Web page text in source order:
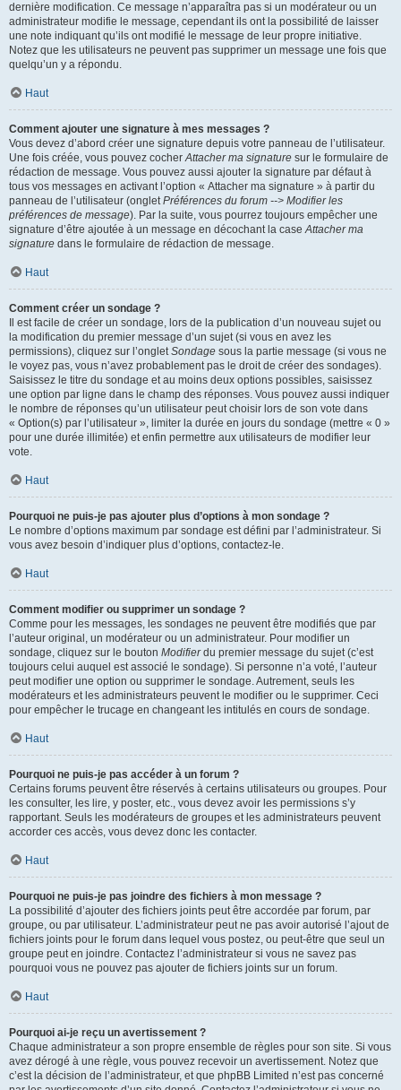
dernière modification. Ce message n’apparaîtra pas si un modérateur ou un
administrateur modifie le message, cependant ils ont la possibilité de laisser
une note indiquant qu’ils ont modifié le message de leur propre initiative.
Notez que les utilisateurs ne peuvent pas supprimer un message une fois que
quelqu’un y a répondu.
Haut
Comment ajouter une signature à mes messages ?
Vous devez d’abord créer une signature depuis votre panneau de l’utilisateur.
Une fois créée, vous pouvez cocherAttacher ma signature sur le formulaire de
rédaction de message. Vous pouvez aussi ajouter la signature par défaut à
tous vos messages en activant l’option « Attacher ma signature » à partir du
panneau de l’utilisateur (ongletPréférences du forum --> Modifier les
préférences de message). Par la suite, vous pourrez toujours empêcher une
signature d’être ajoutée à un message en décochant la caseAttacher ma
signature dans le formulaire de rédaction de message.
Haut
Comment créer un sondage ?
Il est facile de créer un sondage, lors de la publication d’un nouveau sujet ou
la modification du premier message d’un sujet (si vous en avez les
permissions), cliquez sur l’ongletSondage sous la partie message (si vous ne
le voyez pas, vous n’avez probablement pas le droit de créer des sondages).
Saisissez le titre du sondage et au moins deux options possibles, saisissez
une option par ligne dans le champ des réponses. Vous pouvez aussi indiquer
le nombre de réponses qu’un utilisateur peut choisir lors de son vote dans
« Option(s) par l’utilisateur », limiter la durée en jours du sondage (mettre « 0 »
pour une durée illimitée) et enfin permettre aux utilisateurs de modifier leur
vote.
Haut
Pourquoi ne puis-je pas ajouter plus d’options à mon sondage ?
Le nombre d’options maximum par sondage est défini par l’administrateur. Si
vous avez besoin d’indiquer plus d’options, contactez-le.
Haut
Comment modifier ou supprimer un sondage ?
Comme pour les messages, les sondages ne peuvent être modifiés que par
l’auteur original, un modérateur ou un administrateur. Pour modifier un
sondage, cliquez sur le bouton Modifierdu premier message du sujet (c’est
toujours celui auquel est associé le sondage). Si personne n’a voté, l’auteur
peut modifier une option ou supprimer le sondage. Autrement, seuls les
modérateurs et les administrateurs peuvent le modifier ou le supprimer. Ceci
pour empêcher le trucage en changeant les intitulés en cours de sondage.
Haut
Pourquoi ne puis-je pas accéder à un forum ?
Certains forums peuvent être réservés à certains utilisateurs ou groupes. Pour
les consulter, les lire, y poster, etc., vous devez avoir les permissions s’y
rapportant. Seuls les modérateurs de groupes et les administrateurs peuvent
accorder ces accès, vous devez donc les contacter.
Haut
Pourquoi ne puis-je pas joindre des fichiers à mon message ?
La possibilité d’ajouter des fichiers joints peut être accordée par forum, par
groupe, ou par utilisateur. L’administrateur peut ne pas avoir autorisé l’ajout de
fichiers joints pour le forum dans lequel vous postez, ou peut-être que seul un
groupe peut en joindre. Contactez l’administrateur si vous ne savez pas
pourquoi vous ne pouvez pas ajouter de fichiers joints sur un forum.
Haut
Pourquoi ai-je reçu un avertissement ?
Chaque administrateur a son propre ensemble de règles pour son site. Si vous
avez dérogé à une règle, vous pouvez recevoir un avertissement. Notez que
c’est la décision de l’administrateur, et que phpBB Limited n’est pas concerné